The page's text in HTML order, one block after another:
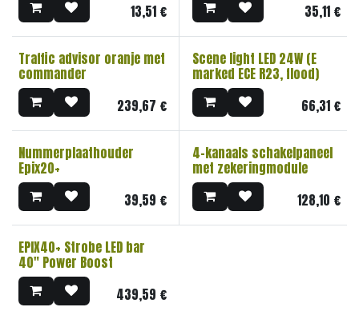
13,51€
35,11€
Traffic advisor oranje met
commander
239,67 €
Scene light LED 24W (E
marked ECE R23, flood)
66,31€
Nummerplaathouder
Epix20+
39,59 €
4-kanaals schakelpaneel
met zekeringmodule
128,10 €
EPIX40+ Strobe LED bar
40" Power Boost
439,59 €